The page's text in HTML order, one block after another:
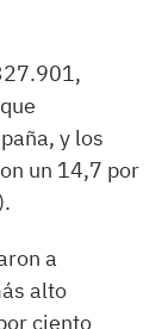
y los
un 14,7 por
a
alto
ciento